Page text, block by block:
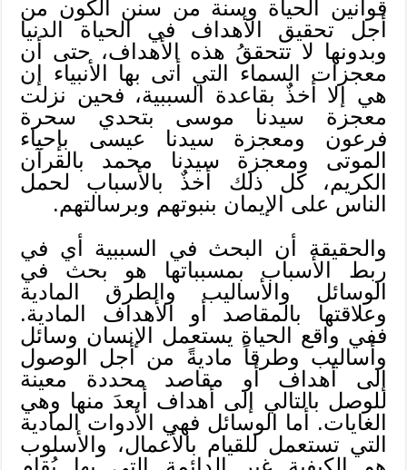
قوانين الحياة وسنة من سنن الكون من
أجل تحقيق الأهداف في الحياة الدنيا
وبدونها لا تتحققُ هذه الأهداف، حتى أن
معجزات السماء التي أتى بها الأنبياء إن
هي إلا أخذٌ بقاعدة السببية، فحين نزلت
معجزة سيدنا موسى بتحدي سحرة
فرعون ومعجزة سيدنا عيسى بإحياء
الموتى ومعجزة سيدنا محمد بالقرآن
الكريم، كل ذلك أخذٌ بالأسباب لحمل
الناس على الإيمان بنبوتهم وبرسالتهم.
والحقيقة أن البحث في السببية أي في
ربط الأسباب بمسبباتها هو بحث في
الوسائل والأساليب والطرق المادية
وعلاقتها بالمقاصد أو الأهداف المادية.
ففي واقع الحياة يستعمل الإنسان وسائل
وأساليب وطرقاً ماديةً من أجل الوصول
إلى أهداف أو مقاصد محددة معينة
للوصل بالتالي إلى أهداف أبعدَ منها وهي
الغايات. أما الوسائل فهي الأدوات المادية
التي تستعمل للقيام بالأعمال، والأسلوب